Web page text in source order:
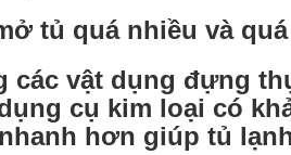
tủ quá nhiều và
các vật dụng đựng
cụ kim loại có
hơn giúp tủ